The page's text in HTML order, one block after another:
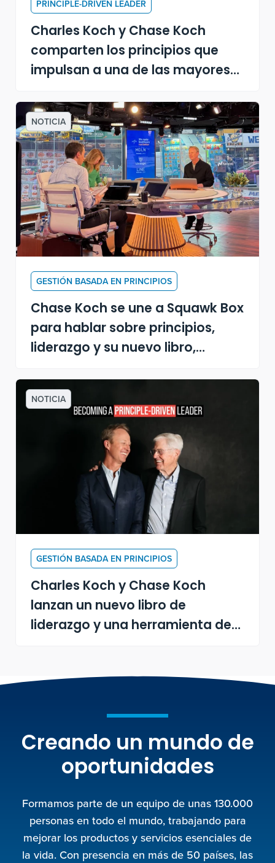
PRINCIPLE-DRIVEN LEADER
Charles Koch y Chase Koch
comparten los principios que
impulsan a una de las mayores
Unidos
NOTICIA
GESTIÓN BASADA EN PRINCIPIOS
Chase Koch se une a Squawk Box
para hablar sobre principios,
liderazgo y su nuevo libro,
impulsado por principios"
NOTICIA
GESTIÓN BASADA EN PRINCIPIOS
Charles Koch y Chase Koch
lanzan un nuevo libro de
liderazgo y una herramienta de
Creando un mundo de
oportunidades
Formamos parte de un equipo de unas 130.000
personas en todo el mundo, trabajando para
mejorar los productos y servicios esenciales de
la vida. Con presencia en más de 50 países, las